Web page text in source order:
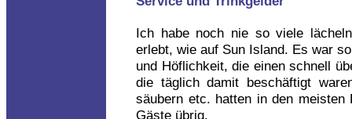
Ich habe noch nie so viele
erlebt, wie auf Sun Island. Es war
und Höflichkeit, die einen schnell
die täglich damit beschäftigt
säubern etc. hatten in den
Gäste übrig.